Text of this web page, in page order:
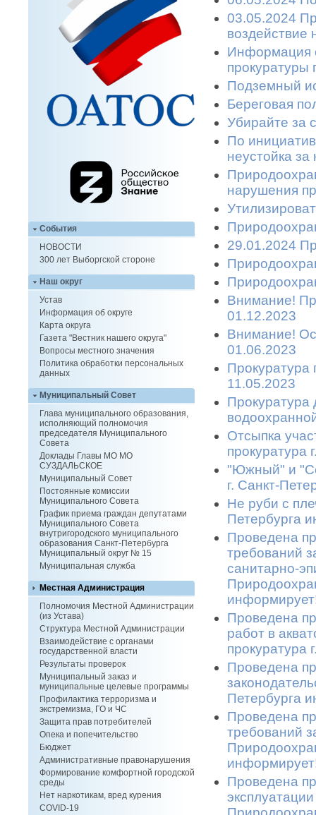
События
НОВОСТИ
300 лет Выборгской стороне
Наш округ
Устав
Информация об округе
Карта округа
Газета "Вестник нашего округа"
Вопросы местного значения
Политика обработки персональных
данных
Муниципальный Совет
Глава муниципального образования,
исполняющий полномочия
председателя Муниципального
Совета
Доклады Главы МО МО
СУЗДАЛЬСКОЕ
Муниципальный Совет
Постоянные комиссии
Муниципального Совета
График приема граждан депутатами
Муниципального Совета
внутригородского муниципального
образования Санкт-Петербурга
Муниципальный округ № 15
Муниципальная служба
Местная Администрация
Полномочия Местной Администрации
(из Устава)
Структура Местной Администрации
Взаимодействие с органами
государственной власти
Результаты проверок
Муниципальный заказ и
муниципальные целевые программы
Профилактика терроризма и
экстремизма, ГО и ЧС
Защита прав потребителей
Опека и попечительство
Бюджет
Административные правонарушения
Формирование комфортной городской
среды
Нет наркотикам, вред курения
COVID-19
03.05.2024
воздействие
Информация
прокуратуры
Подземный
Береговая
Убирайте за
По
неустойка
нарушения
29.01.2024
Внимание!
01.12.2023
Внимание!
01.06.2023
Прокуратура
11.05.2023
Прокуратура
Отсыпка
прокуратура
"Южный" и
г. Санкт-
Не руби с
Петербурга
Проведена
требований
санитарно-
Проведена
работ в
прокуратура
Проведена
Петербурга
Проведена
требований
Проведена